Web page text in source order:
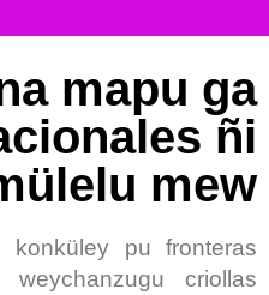
mapu ga
ñi
mew
pu fronteras
criollas